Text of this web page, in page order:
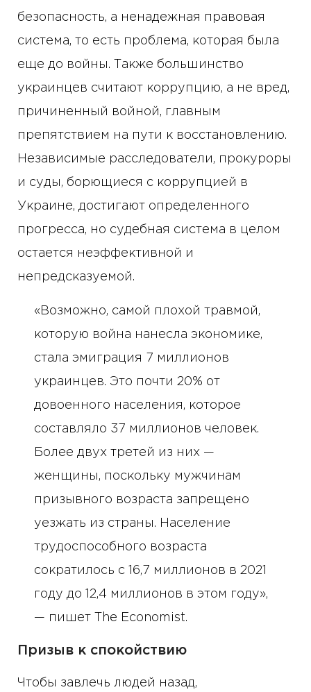
безопасность, а ненадежная правовая
система, то есть проблема, которая была
еще до войны. Также большинство
украинцев считают коррупцию, а не вред,
причиненный войной, главным
препятствием на пути к восстановлению.
Независимые расследователи, прокуроры
и суды, борющиеся с коррупцией в
Украине, достигают определенного
прогресса, но судебная система в целом
остается неэффективной и
непредсказуемой.
«Возможно, самой плохой травмой,
которую война нанесла экономике,
стала эмиграция 7 миллионов
украинцев. Это почти 20% от
довоенного населения, которое
составляло 37 миллионов человек.
Более двух третей из них —
женщины, поскольку мужчинам
призывного возраста запрещено
уезжать из страны. Население
трудоспособного возраста
сократилось с 16,7 миллионов в 2021
году до 12,4 миллионов в этом году»,
— пишет The Economist.
Призыв к спокойствию
Чтобы завлечь людей назад,